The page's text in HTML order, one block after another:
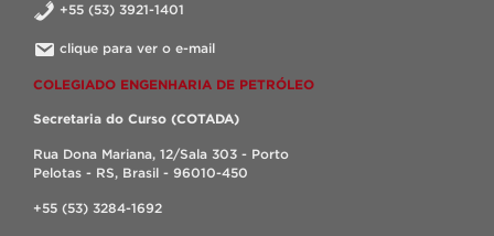
+55 (53) 3921-1401
clique para ver o e-mail
COLEGIADO ENGENHARIA DE PETRÓLEO
Secretaria do Curso (COTADA)
Rua Dona Mariana, 12/Sala 303 - Porto
Pelotas - RS, Brasil - 96010-450
+55 (53) 3284-1692